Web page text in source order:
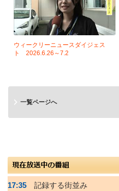
ウィークリーニュースダイジェス
ト 2026.6.26～7.2
一覧ページへ
17:35
記録する街並み